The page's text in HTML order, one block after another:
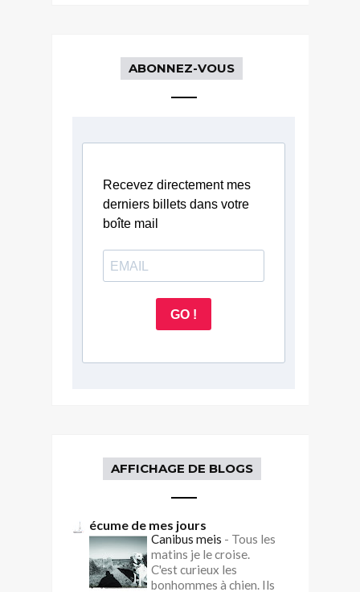
ABONNEZ-VOUS
Recevez directement mes
derniers billets dans votre
boîte mail
GO !
AFFICHAGE DE BLOGS
écume de mes jours
Canibus meis - Tous les
matins je le croise.
C'est curieux les
bonhommes à chien. Ils